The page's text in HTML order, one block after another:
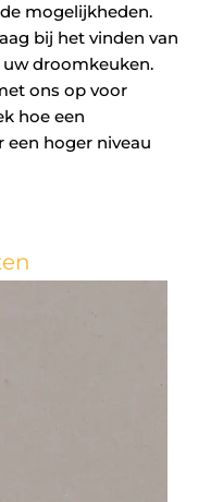
mogelijkheden.
bij het vinden van
droomkeuken.
ons op voor
hoe een
een hoger niveau